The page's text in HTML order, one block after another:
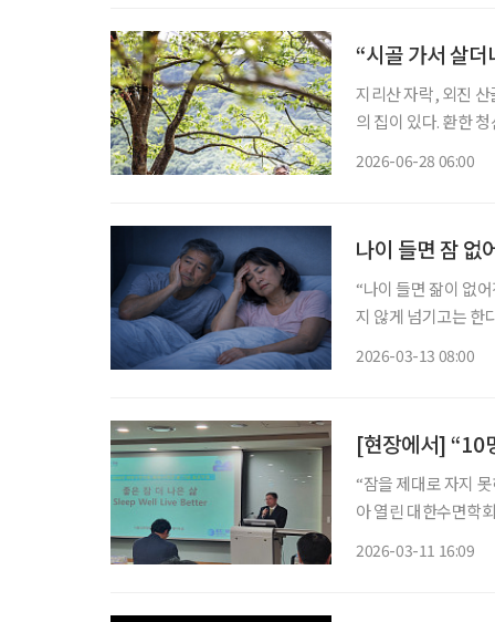
“시골 가서 살
지리산 자락, 외진 산
의 집이 있다. 환한
2026-06-28 06:00
나이 들면 잠 없
“나이 들면 잚이 없
지 않게 넘기고는 한
2026-03-13 08:00
“잠을 제대로 자지
아 열린 대한수면학
2026-03-11 16:09